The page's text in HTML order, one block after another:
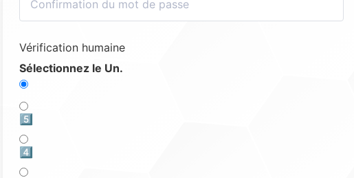
Vérification humaine
Sélectionnez le Un.
5️⃣
4️⃣